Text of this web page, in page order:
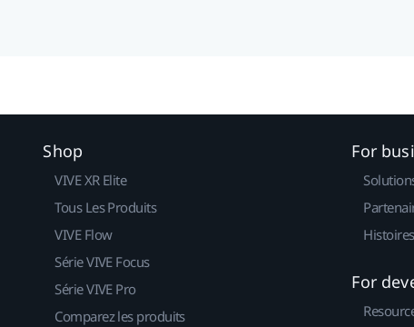
Shop
VIVE XR Elite
Tous Les Produits
VIVE Flow
Série VIVE Focus
Série VIVE Pro
Comparez les produits
For
Histoires
For